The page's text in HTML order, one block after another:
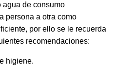
agua de consumo
persona a otra como
por ello se le recuerda
recomendaciones:
higiene.